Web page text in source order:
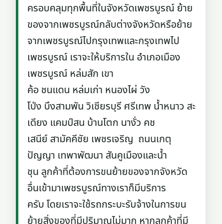
ครอบคลุมทุกพื้นที่ในจังหวัดเพชรบูรณ์ ย้าย
ของจากเพชรบูรณ์กลับต่างจังหวัดหรือย้าย
จากเพชรบูรณ์ไปกรุงเทพและกรุงเทพไป
เพชรบูรณ์ เราจะให้บริการใน อำเภอเมือง
เพชรบูรณ์ หล่มสัก เขา
ค้อ ชนแดน หล่มเก่า หนองไผ่ วัง
โป่ง บึงสามพัน วิเชียรบุรี ศรีเทพ น้ำหนาว สะ
เดียง แคมป์สน บ้านโตก นางั่ว คช
เสนีย์ สามัคคีชัย เพชรเจริญ ถนนเกตุ
ปัญญา เทพาพัฒนา สันคูเมืองและน้ำ
ชุน ลูกค้าที่ต้องการขนย้ายของจากจังหวัด
อื่นเข้ามาเพชรบูรณ์ทางเราก็มีบริการ
ครับ โดยเราจะใช้รถกระบะรับจ้างในการขน
ย้ายสิ่งของที่มีปริมาณไม่มาก หากลูกค้าที่มี